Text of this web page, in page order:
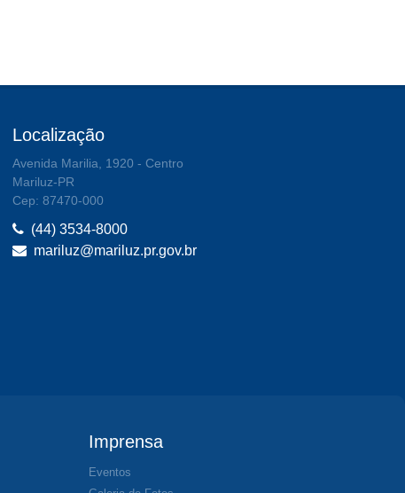
Localização
Avenida Marilia, 1920 - Centro
Mariluz-PR
Cep: 87470-000
(44) 3534-8000
mariluz@mariluz.pr.gov.br
Imprensa
Eventos